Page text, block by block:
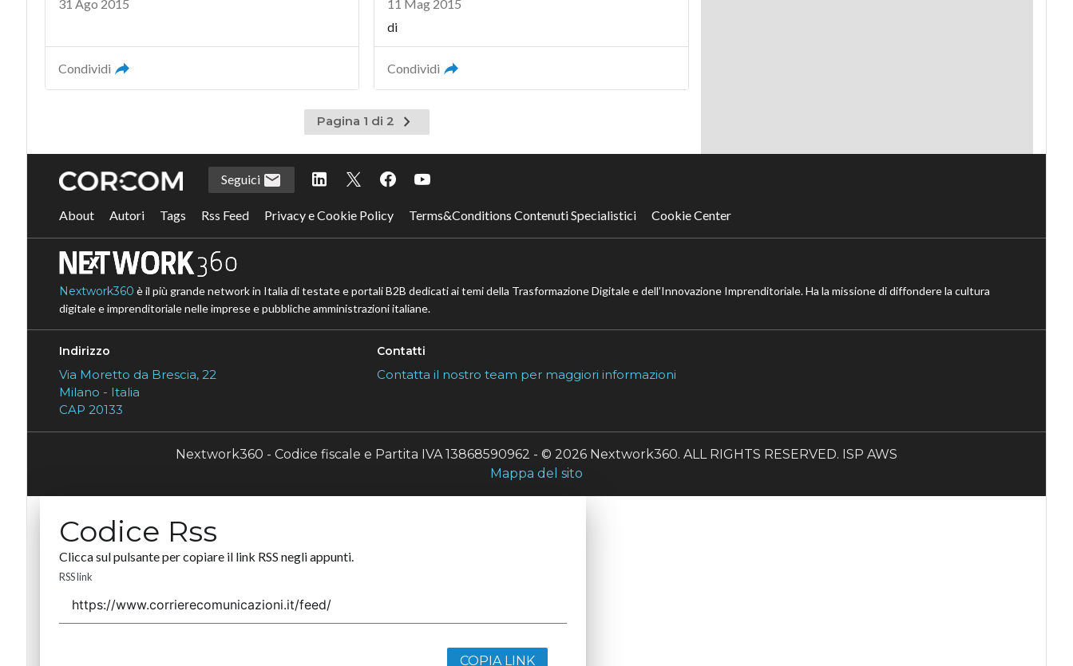
31 Ago 2015
Condividi
11 Mag 2015
di
Condividi
Pagina 1 di 2
Pagina
successiva
Seguici
About Autori Tags Rss Feed Privacy e Cookie Policy Terms&Conditions Contenuti Specialistici Cookie Center
Nextwork360 è il più grande network in Italia di testate e portali B2B dedicati ai temi della Trasformazione Digitale e dell’Innovazione Imprenditoriale. Ha la missione di diffondere la cultura
digitale e imprenditoriale nelle imprese e pubbliche amministrazioni italiane.
Indirizzo
Via Moretto da Brescia, 22
Milano - Italia
CAP 20133
Contatti
Contatta il nostro team per maggiori informazioni
Nextwork360 - Codice fiscale e Partita IVA 13868590962 - © 2026 Nextwork360. ALL RIGHTS RESERVED. ISP AWS
Mappa del sito
Codice Rss
Clicca sul pulsante per copiare il link RSS negli appunti.
RSS link
COPIA LINK